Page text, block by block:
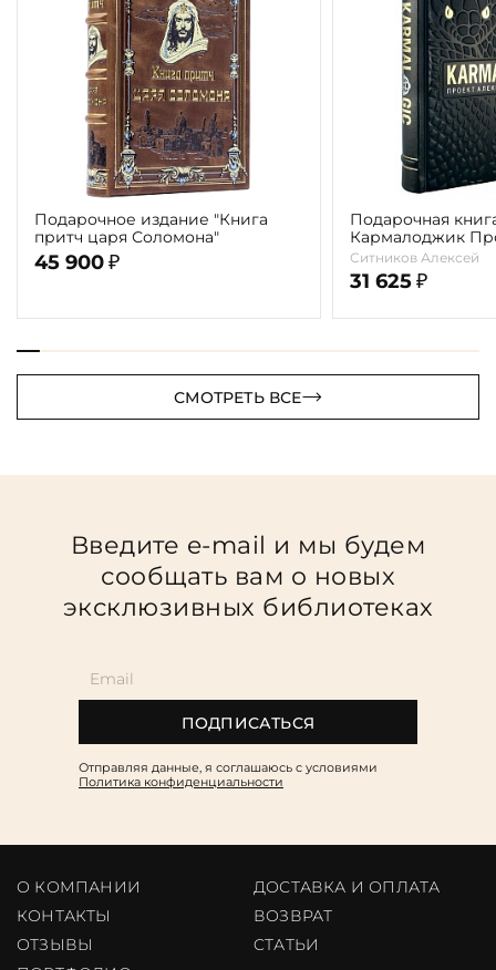
Подарочное издание "Книга
притч царя Соломона"
45 900 ₽
Подарочная
Кармалоджик
Ситникова"
Ситников Алексей
31 625 ₽
СМОТРЕТЬ ВСЕ
Введите e-mail и мы будем
сообщать вам о новых
эксклюзивных библиотеках
ПОДПИСАТЬСЯ
Отправляя данные, я соглашаюсь c условиями
Политика конфиденциальности
О КОМПАНИИ
ДОСТАВКА И ОПЛАТА
КОНТАКТЫ
ВОЗВРАТ
ОТЗЫВЫ
CТАТЬИ